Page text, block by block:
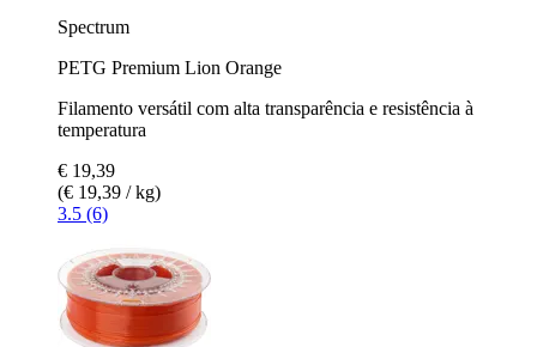
Spectrum
PETG Premium Lion Orange
Filamento versátil com alta transparência e resistência à
temperatura
€ 19,39
(€ 19,39 / kg)
3.5 (6)